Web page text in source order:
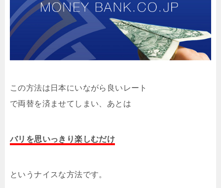
この方法は日本にいながら良いレート
で両替を済ませてしまい、あとは
バリを思いっきり楽しむだけ
というナイスな方法です。